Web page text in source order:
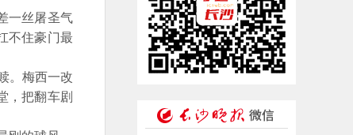
一丝屠圣气
不住豪门最
。梅西一改
，把翻车剧